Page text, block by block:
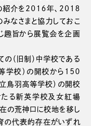
紹介を2016年、2018
なさまと協力しておこ
趣旨から展覧会を企画
（旧制）中学校である
学校）の開校から150
鳥羽高等学校）の開校
る新英学校及女紅場
の荒神口に校地を移し
の代表的存在がいずれ